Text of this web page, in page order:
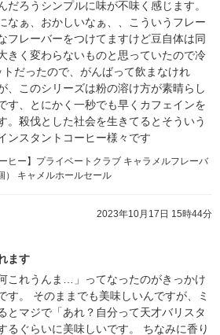
だろうシンプルに味が不味く感じます。
なぁ、おかしいなぁ、、こういうフレー
フレーバーをつけてますけど豆自体は同
きく変わらないものと思っていたので冷
だったので、がんばって飲まなけれ
、このシリーズは粉の溶け方が素晴らし
す、とにかく一秒でも早くカフェインを
。殺伐とした社会を生きてるとそういう
ンスタントコーヒー様々です
ヒー】プライベートクラブ キャラメルフレーバ
） キャメルホールセール
2023年10月17日 15時44分
ます
これうんま…」ってなったのがきっかけ
す。 そのままでも美味しいんですが、ミ
とマジで「あれ？自分って天才バリスタ
るぐらいに美味しいです。 ちなみに香り